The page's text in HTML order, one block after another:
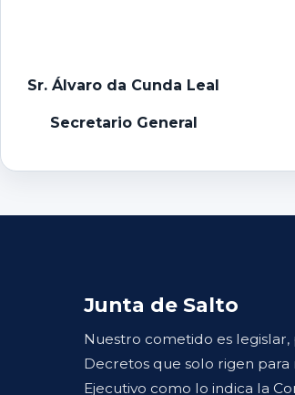
Sr. Álvaro da Cunda Leal
Secretario General
Junta de Salto
Nuestro cometido es legislar,
Decretos que solo rigen
Ejecutivo como lo indica la